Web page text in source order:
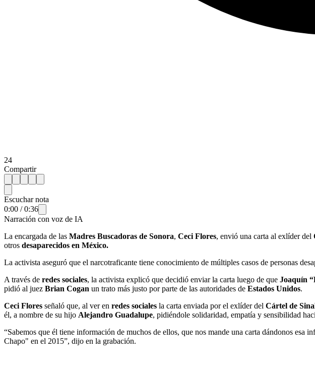
24
Compartir
Escuchar nota
0:00 /0:36
Narración con voz de IA
La encargada de las Madres Buscadoras de Sonora, Ceci Flores, envió una carta al exlíder del
otros desaparecidos en México.
La activista aseguró que el narcotraficante tiene conocimiento de múltiples casos de personas
A través de redes sociales, la activista explicó que decidió enviar la carta luego de que Joaquín
pidió al juez Brian Cogan un trato más justo por parte de las autoridades de Estados Unidos.
Ceci Flores señaló que, al ver en redes sociales la carta enviada por el exlíder del Cártel de
él, a nombre de su hijo Alejandro Guadalupe, pidiéndole solidaridad, empatía y sensibilidad
“Sabemos que él tiene información de muchos de ellos, que nos mande una carta dándonos
Chapo" en el 2015”, dijo en la grabación.